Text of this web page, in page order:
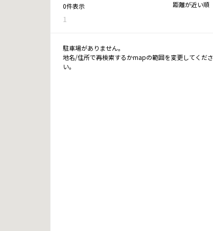
0件表示
1
距離が近い順
駐車場がありません。
地名/住所で再検索するかmapの範囲を変更してくださ
い。